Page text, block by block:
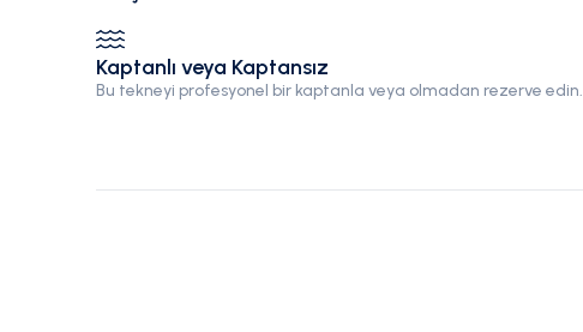
Kaptanlı veya Kaptansız
Bu tekneyi profesyonel bir kaptanla veya olmadan rezerve edin.